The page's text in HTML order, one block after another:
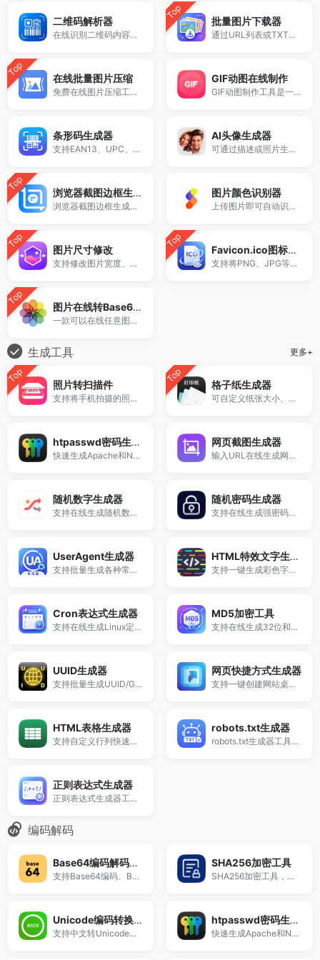
二维码解析器
在线识别二维码内容的免费工具。
Top 批量图片下载器
通过URL列表或TXT文件导入图片链接，一键批量下载并自动打包ZIP文件。
Top 在线批量图片压缩
免费在线图片压缩工具。
GIF动图在线制作
GIF动图制作工具是一款免费、快速的在线GIF图片生成工具，支持上传多张图片自定义宽高、延时，轻松制作动感十足的GIF动画，适合制作表情包、广告动图、演示动画等，操作简单无需安装软件。
条形码生成器
支持EAN13、UPC、Code128等多种格式，输入数字或内容即可快速生成条码图片。
AI头像生成器
可通过描述或照片生成高质量人物头像，支持多种风格与尺寸，适用于社交头像、个人形象展示等场景，简单高效，免费使用。
Top 浏览器截图边框生成器
浏览器截图边框生成器是一款在线截图美化工具，支持为网页截图或图片添加Chrome、Safari、Edge等浏览器外壳样式。用户可自定义地址栏、窗口按钮、圆角、阴影及背景颜色，一键生成高质量浏览器风格截图并导出PNG图片。适用于网页展示、产品介绍、博客配图等多种场景，无需下载，在线使用更高效。
图片颜色识别器
上传图片即可自动识别主色调、提取配色方案、分析颜色组成，并获取RGB颜色值和HEX颜色代码。
Top 图片尺寸修改
支持修改图片宽度、高度、像素尺寸和分辨率，可按比例缩放、自定义尺寸、固定尺寸修改。
Top Favicon.ico图标生成器
支持将PNG、JPG等图片一键转换为ICO网站图标。
Top 图片在线转Base64编码
一款可以在线任意图片格式转Base64 DataUrl编码工具
生成工具 更多+
Top 照片转扫描件
支持将手机拍摄的照片、证件图片和文档图片快速转换为高清电子扫描件。
Top 格子纸生成器
可自定义纸张大小、格子尺寸和颜色，一键生成并打印，适用于练字、绘图、数学学习和课堂教学。
htpasswd密码生成器
快速生成Apache和Nginx所需的账号密码认证信息。
网页截图生成器
输入URL在线生成网站截图、网页截图和预览图。
随机数字生成器
支持在线生成随机数和随机数字，可设置范围、数量、是否重复及排序方式。
随机密码生成器
支持在线生成强密码、安全密码和复杂密码，自定义长度、字符类型及数量，一键生成并复制。
UserAgent生成器
支持批量生成各种常见系统与浏览器类型的User-Agent字符串。
HTML特效文字生成器
支持一键生成彩色字体、HTML文字代码、多样字体样式效果。
Cron表达式生成器
支持在线生成Linux定时任务与秒级Cron表达式，涵盖秒、分、时、日、月、周等多字段配置。
MD5加密工具
支持在线生成32位和16位MD5值，并提供大小写转换功能。
UUID生成器
支持批量生成UUID/GUID唯一标识，适用于数据库主键、系统标识及开发调试场景。
网页快捷方式生成器
支持一键创建网站桌面快捷方式，快速生成Windows快捷方式文件（.lnk）。
HTML表格生成器
支持自定义行列快速生成Table表格代码，在线一键生成HTML表格。
robots.txt生成器
robots.txt生成器工具，支持自定义爬虫规则与禁止抓取路径，快速生成标准robots.txt文件，适用于网站SEO优化、搜索引擎抓取控制及站长管理，免费在线使用。
正则表达式生成器
正则表达式生成器工具，支持Regex在线生成与匹配测试，可快速生成多语言正则代码（Python、JavaScript、PHP等），适用于字符串匹配、数据验证及开发调试，免费在线使用。
编码解码
Base64编码解码工具
支持Base64编码、Base64解码转字符串，同时提供Hex编码转换功能。
SHA256加密工具
SHA256加密工具，支持SHA256、SHA1、Hmac等多种哈希算法计算，快速生成字符串加密结果。
Unicode编码转换工具
支持中文转Unicode、Unicode解码为中文、ASCII编码转换及HTML实体编码。
htpasswd密码生成器
快速生成Apache和Nginx所需的账号密码认证信息。